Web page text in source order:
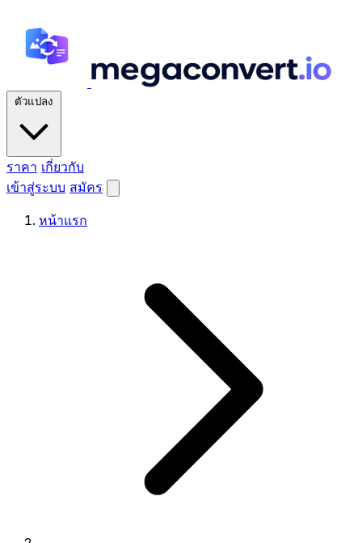
ตัวแปลง
ราคา เกี่ยวกับ
เข้าสู่ระบบ สมัคร
หน้าแรก